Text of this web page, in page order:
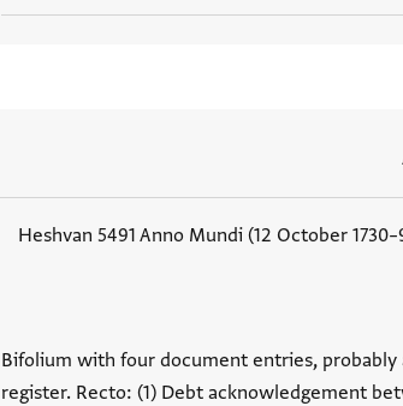
Heshvan 5491 Anno Mundi (12 October
Bifolium with four document entries,
register. Recto: (1) Debt acknowledgement